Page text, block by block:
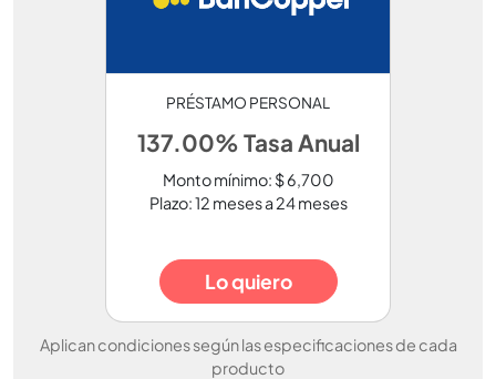
PRÉSTAMO PERSONAL
137.00% Tasa Anual
Monto mínimo: $ 6,700
Plazo: 12 meses a 24 meses
Lo quiero
Aplican condiciones según las especificaciones de cada
producto